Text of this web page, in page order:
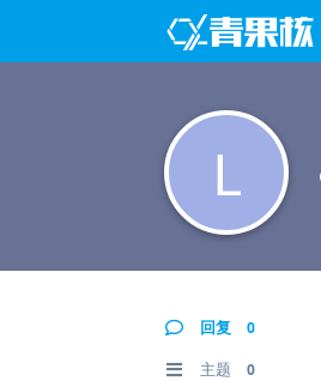
L
回复 0
主题 0